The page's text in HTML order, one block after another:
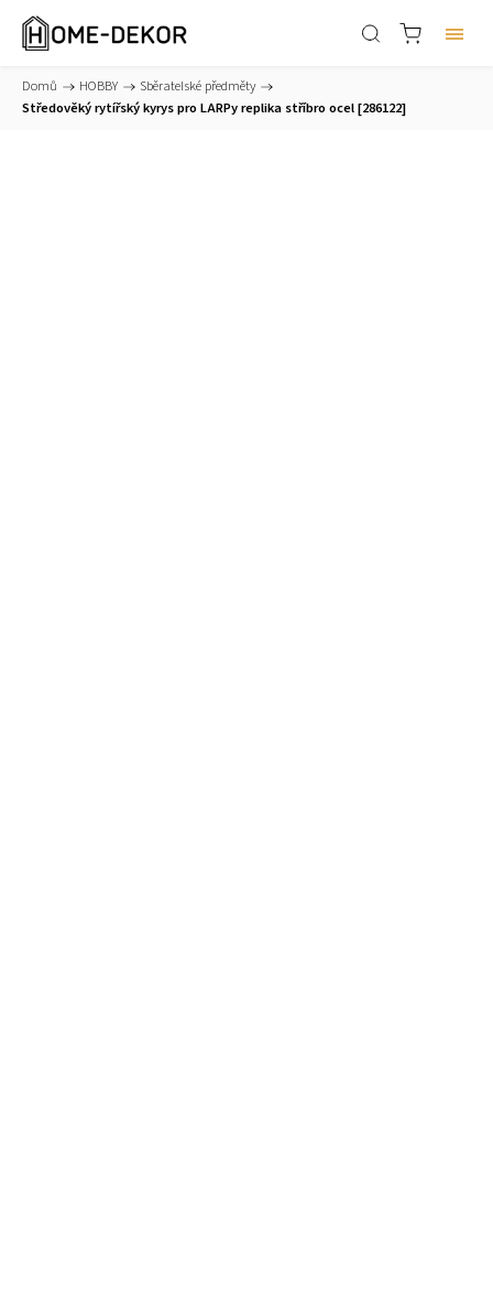
Domů / HOBBY / Sběratelské předměty /
Středověký rytířský kyrys pro LARPy replika stříbro ocel [286122]